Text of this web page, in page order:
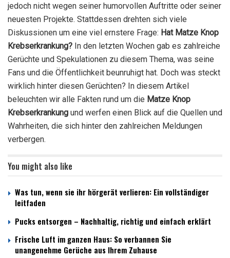
jedoch nicht wegen seiner humorvollen Auftritte oder seiner
neuesten Projekte. Stattdessen drehten sich viele
Diskussionen um eine viel ernstere Frage: Hat Matze Knop
Krebserkrankung? In den letzten Wochen gab es zahlreiche
Gerüchte und Spekulationen zu diesem Thema, was seine
Fans und die Öffentlichkeit beunruhigt hat. Doch was steckt
wirklich hinter diesen Gerüchten? In diesem Artikel
beleuchten wir alle Fakten rund um die Matze Knop
Krebserkrankung und werfen einen Blick auf die Quellen und
Wahrheiten, die sich hinter den zahlreichen Meldungen
verbergen.
You might also like
Was tun, wenn sie ihr hörgerät verlieren: Ein vollständiger
leitfaden
Pucks entsorgen – Nachhaltig, richtig und einfach erklärt
Frische Luft im ganzen Haus: So verbannen Sie
unangenehme Gerüche aus Ihrem Zuhause